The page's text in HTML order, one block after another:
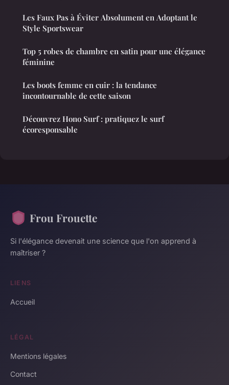
Les Faux Pas à Éviter Absolument en Adoptant le
Style Sportswear
Top 5 robes de chambre en satin pour une élégance
féminine
Les boots femme en cuir : la tendance
incontournable de cette saison
Découvrez Hono Surf : pratiquez le surf
écoresponsable
Frou Frouette
Si l'élégance devenait une science que l'on apprend à
maîtriser ?
LIENS
Accueil
LÉGAL
Mentions légales
Contact